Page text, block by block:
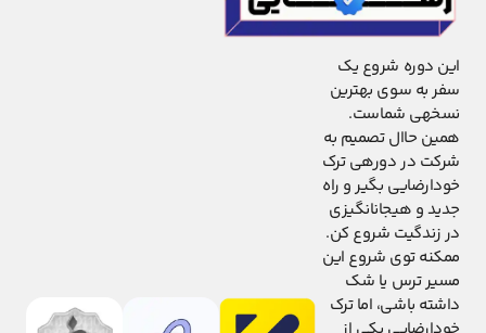
این دوره شروع یک
سفر به سوی بهترین
نسخهی شماست.
همین حاال تصمیم به
شرکت در دورهی ترک
خودارضایی بگیر و راه
جدید و هیجانانگیزی
در زندگیت شروع کن.
ممکنه توی شروع این
مسیر ترس یا شک
داشته باشی، اما ترک